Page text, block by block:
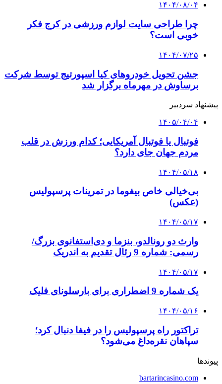
۱۴۰۴/۰۸/۰۴
چرا طراحی سایت لوازم ورزشی در کرج فکر
خوبی است؟
۱۴۰۴/۰۷/۲۵
جشن تحویل خودروهای کیا اسپورتیج توسط شرکت
برساوش در مهرماه برگزار شد
پیشنهاد سردبیر
۱۴۰۵/۰۴/۰۴
فوتبال یا فوتبال آمریکایی؛ کدام ورزش در قلب
مردم جهان جای دارد؟
۱۴۰۴/۰۵/۱۸
بی‌خیالی خاص بیفوما در تمرینات پرسپولیس
(عکس)
۱۴۰۴/۰۵/۱۷
وارث دو رونالدو، بنزما و دی‌استفانوی بزرگ/
رسمی: شماره 9 رئال تقدیم به اندریک
۱۴۰۴/۰۵/۱۷
یک شماره 9 اضطراری برای بارسلونای فلیک
۱۴۰۴/۰۵/۱۶
تراکتور راه پرسپولیس را در فیفا دنبال کرد؛
سپاهان نقره‌داغ می‌شود؟
پیوندها
bartarincasino.com